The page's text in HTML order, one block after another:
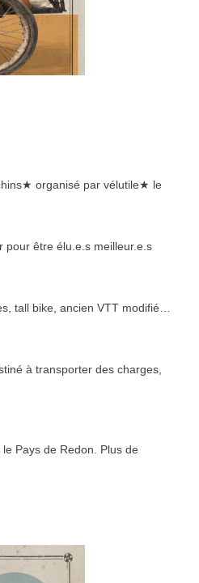
organisé par vélutile★ le
être élu.e.s meilleur.e.s
tall bike, ancien VTT modifié…
à transporter des charges,
Pays de Redon. Plus de